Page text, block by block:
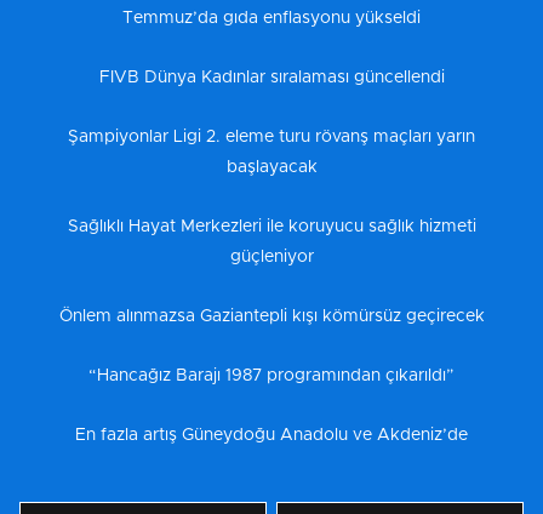
Temmuz’da gıda enflasyonu yükseldi
FIVB Dünya Kadınlar sıralaması güncellendi
Şampiyonlar Ligi 2. eleme turu rövanş maçları yarın
başlayacak
Sağlıklı Hayat Merkezleri ile koruyucu sağlık hizmeti
güçleniyor
Önlem alınmazsa Gaziantepli kışı kömürsüz geçirecek
“Hancağız Barajı 1987 programından çıkarıldı”
En fazla artış Güneydoğu Anadolu ve Akdeniz’de